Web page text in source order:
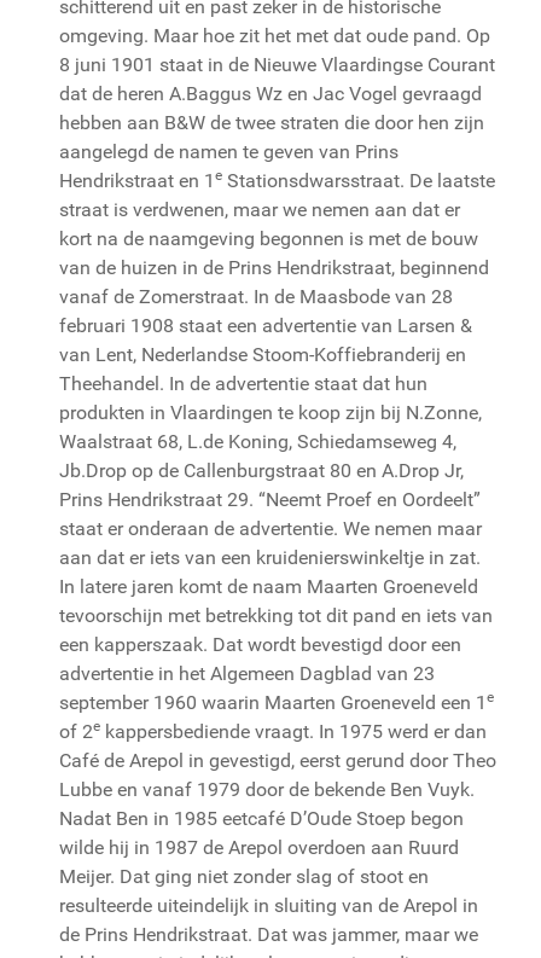
schitterend uit en past zeker in de historische
omgeving. Maar hoe zit het met dat oude pand. Op
8 juni 1901 staat in de Nieuwe Vlaardingse Courant
dat de heren A.Baggus Wz en Jac Vogel gevraagd
hebben aan B&W de twee straten die door hen zijn
aangelegd de namen te geven van Prins
Hendrikstraat en 1 e Stationsdwarsstraat. De laatste
straat is verdwenen, maar we nemen aan dat er
kort na de naamgeving begonnen is met de bouw
van de huizen in de Prins Hendrikstraat, beginnend
vanaf de Zomerstraat. In de Maasbode van 28
februari 1908 staat een advertentie van Larsen &
van Lent, Nederlandse Stoom-Koffiebranderij en
Theehandel. In de advertentie staat dat hun
produkten in Vlaardingen te koop zijn bij N.Zonne,
Waalstraat 68, L.de Koning, Schiedamseweg 4,
Jb.Drop op de Callenburgstraat 80 en A.Drop Jr,
Prins Hendrikstraat 29. “Neemt Proef en Oordeelt”
staat er onderaan de advertentie. We nemen maar
aan dat er iets van een kruidenierswinkeltje in zat.
In latere jaren komt de naam Maarten Groeneveld
tevoorschijn met betrekking tot dit pand en iets van
een kapperszaak. Dat wordt bevestigd door een
advertentie in het Algemeen Dagblad van 23
september 1960 waarin Maarten Groeneveld een 1 e
of 2e kappersbediende vraagt. In 1975 werd er dan
Café de Arepol in gevestigd, eerst gerund door Theo
Lubbe en vanaf 1979 door de bekende Ben Vuyk.
Nadat Ben in 1985 eetcafé D’Oude Stoep begon
wilde hij in 1987 de Arepol overdoen aan Ruurd
Meijer. Dat ging niet zonder slag of stoot en
resulteerde uiteindelijk in sluiting van de Arepol in
de Prins Hendrikstraat. Dat was jammer, maar we